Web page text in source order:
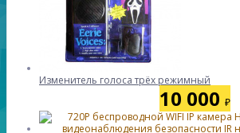
Изменитель голоса трёх режимный
10 000 ₽